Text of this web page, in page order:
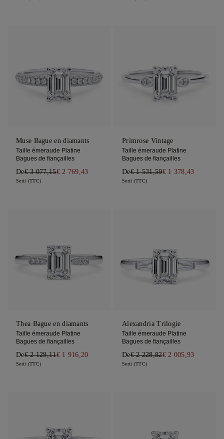
Muse Bague en diamants
Taille émeraude Platine
Bagues de fiançailles
De€ 3 077,15€ 2 769,43
Serti (TTC)
Primrose Vintage
Taille émeraude Platine
Bagues de fiançailles
De€ 1 531,59€ 1 378,43
Serti (TTC)
Thea Bague en diamants
Taille émeraude Platine
Bagues de fiançailles
De€ 2 129,11€ 1 916,20
Serti (TTC)
Alexandria Trilogie
Taille émeraude Platine
Bagues de fiançailles
De€ 2 228,82€ 2 005,93
Serti (TTC)